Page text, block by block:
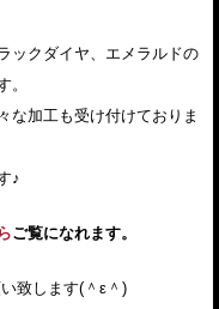
ックダイヤ、エメラルドの
。
な加工も受け付けておりま
♪
ご覧になれます。
します(＾ε＾)